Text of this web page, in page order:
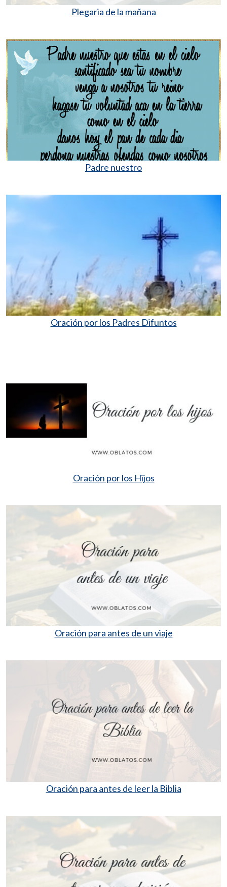
Plegaria de la mañana
Padre nuestro
Oración por los Padres Difuntos
Oración por los Hijos
Oración para antes de un viaje
Oración para antes de leer la Biblia